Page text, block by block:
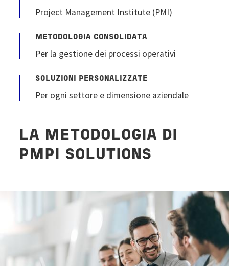
Project Management Institute (PMI)
METODOLOGIA CONSOLIDATA
Per la gestione dei processi operativi
SOLUZIONI PERSONALIZZATE
Per ogni settore e dimensione aziendale
LA METODOLOGIA DI
PMPI SOLUTIONS